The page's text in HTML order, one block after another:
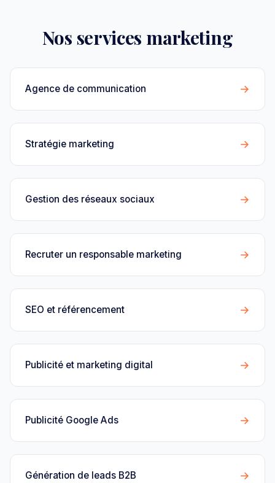
Nos services marketing
Agence de communication →
Stratégie marketing →
Gestion des réseaux sociaux →
Recruter un responsable marketing →
SEO et référencement →
Publicité et marketing digital →
Publicité Google Ads →
Génération de leads B2B →